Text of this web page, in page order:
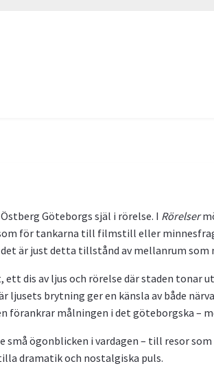
Göteborgs själ i rörelse. I Rörelser
för tankarna till filmstill eller
är just detta tillstånd av mellanrum som
ett dis av ljus och rörelse där staden
ljusets brytning ger en känsla av både
förankrar målningen i det göteborgska –
ögonblicken i vardagen – till resor
dramatik och nostalgiska puls.